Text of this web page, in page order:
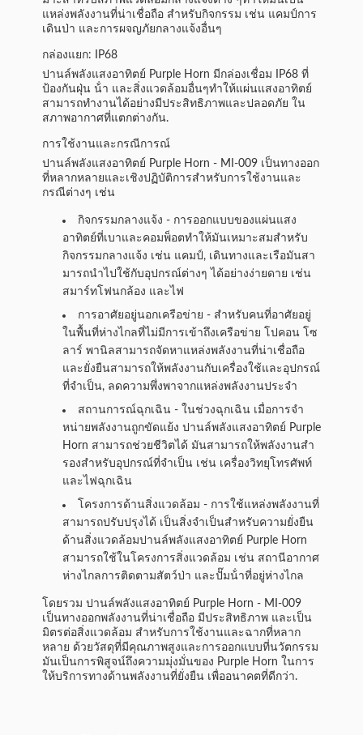
แหล่งพลังงานที่น่าเชื่อถือ สําหรับกิจกรรม เช่น แคมป์การ
เดินป่า และการผจญภัยกลางแจ้งอื่นๆ
กล่องแยก: IP68
ปานล์พลังแสงอาทิตย์ Purple Horn มีกล่องเชื่อม IP68 ที่
ป้องกันฝุ่น น้ํา และสิ่งแวดล้อมอื่นๆทําให้แผ่นแสงอาทิตย์
สามารถทํางานได้อย่างมีประสิทธิภาพและปลอดภัย ใน
สภาพอากาศที่แตกต่างกัน.
การใช้งานและกรณีการณ์
ปานล์พลังแสงอาทิตย์ Purple Horn - MI-009 เป็นทางออก
ที่หลากหลายและเชิงปฏิบัติการสําหรับการใช้งานและ
กรณีต่างๆ เช่น
กิจกรรมกลางแจ้ง - การออกแบบของแผ่นแสง
อาทิตย์ที่เบาและคอมพ็อตทําให้มันเหมาะสมสําหรับ
กิจกรรมกลางแจ้ง เช่น แคมป์, เดินทางและเรือมันสา
มารถนําไปใช้กับอุปกรณ์ต่างๆ ได้อย่างง่ายดาย เช่น
สมาร์ทโฟนกล้อง และไฟ
การอาศัยอยู่นอกเครือข่าย - สําหรับคนที่อาศัยอยู่
ในพื้นที่ห่างไกลที่ไม่มีการเข้าถึงเครือข่าย โปคอน โซ
ลาร์ พานิลสามารถจัดหาแหล่งพลังงานที่น่าเชื่อถือ
และยั่งยืนสามารถให้พลังงานกับเครื่องใช้และอุปกรณ์
ที่จําเป็น, ลดความพึ่งพาจากแหล่งพลังงานประจํา
สถานการณ์ฉุกเฉิน - ในช่วงฉุกเฉิน เมื่อการจํา
หน่ายพลังงานถูกขัดแย้ง ปานล์พลังแสงอาทิตย์ Purple
Horn สามารถช่วยชีวิตได้ มันสามารถให้พลังงานสํา
รองสําหรับอุปกรณ์ที่จําเป็น เช่น เครื่องวิทยุโทรศัพท์
และไฟฉุกเฉิน
โครงการด้านสิ่งแวดล้อม - การใช้แหล่งพลังงานที่
สามารถปรับปรุงได้ เป็นสิ่งจําเป็นสําหรับความยั่งยืน
ด้านสิ่งแวดล้อมปานล์พลังแสงอาทิตย์ Purple Horn
สามารถใช้ในโครงการสิ่งแวดล้อม เช่น สถานีอากาศ
ห่างไกลการติดตามสัตว์ป่า และปั๊มน้ําที่อยู่ห่างไกล
โดยรวม ปานล์พลังแสงอาทิตย์ Purple Horn - MI-009
เป็นทางออกพลังงานที่น่าเชื่อถือ มีประสิทธิภาพ และเป็น
มิตรต่อสิ่งแวดล้อม สําหรับการใช้งานและฉากที่หลาก
หลาย ด้วยวัสดุที่มีคุณภาพสูงและการออกแบบที่นวัตกรรม
มันเป็นการพิสูจน์ถึงความมุ่งมั่นของ Purple Horn ในการ
ให้บริการทางด้านพลังงานที่ยั่งยืน เพื่ออนาคตที่ดีกว่า.